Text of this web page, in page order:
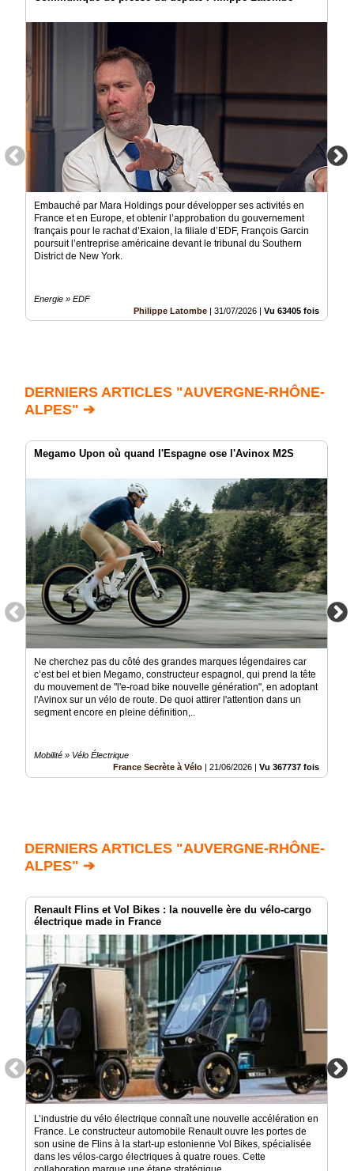
Embauché par Mara Holdings pour développer ses activités en
France et en Europe, et obtenir l’approbation du gouvernement
français pour le rachat d’Exaion, la filiale d’EDF, François Garcin
poursuit l’entreprise américaine devant le tribunal du Southern
District de New York.
Energie » EDF
Philippe Latombe | 31/07/2026 | Vu 63405 fois
DERNIERS ARTICLES "AUVERGNE-RHÔNE-
ALPES" ➔
Megamo Upon où quand l'Espagne ose l'Avinox M2S
Ne cherchez pas du côté des grandes marques légendaires car
c’est bel et bien Megamo, constructeur espagnol, qui prend la tête
du mouvement de "l'e-road bike nouvelle génération", en adoptant
l'Avinox sur un vélo de route. De quoi attirer l'attention dans un
segment encore en pleine définition,..
Mobilité » Vélo Électrique
France Secrète à Vélo
21/06/2026 Vu 367737 fois
DERNIERS ARTICLES "AUVERGNE-RHÔNE-
ALPES" ➔
Renault Flins et Vol Bikes : la nouvelle ère du vélo-cargo
électrique made in France
L’industrie du vélo électrique connaît une nouvelle accélération en
France. Le constructeur automobile Renault ouvre les portes de
son usine de Flins à la start-up estonienne Vol Bikes, spécialisée
dans les vélos-cargo électriques à quatre roues. Cette